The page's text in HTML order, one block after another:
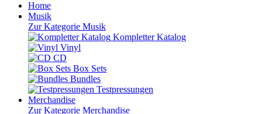
Home
Musik
Zur Kategorie Musik
Kompletter Katalog
Vinyl
CD
Box Sets
Bundles
Testpressungen
Merchandise
Zur Kategorie Merchandise